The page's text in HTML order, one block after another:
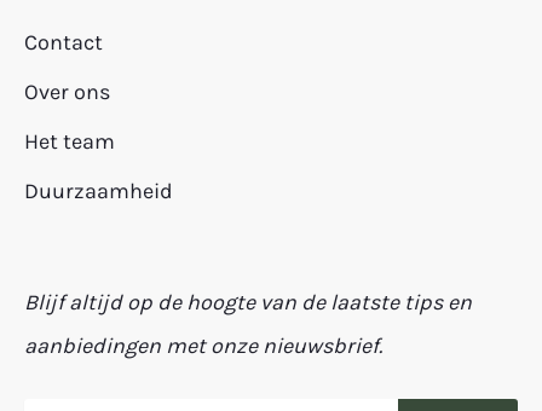
Contact
Over ons
Het team
Duurzaamheid
Blijf altijd op de hoogte van de laatste tips en
aanbiedingen met onze nieuwsbrief.